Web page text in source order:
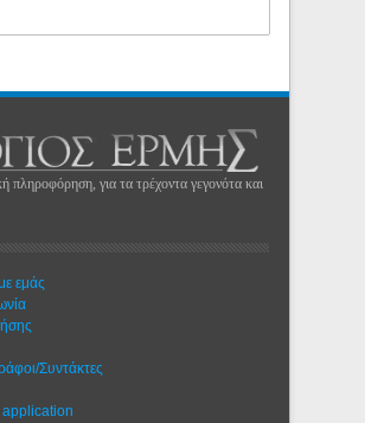
πληροφόρηση, για τα τρέχοντα γεγονότα και
εμάς
Συντάκτες